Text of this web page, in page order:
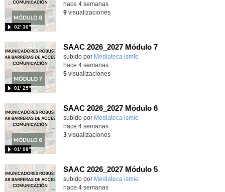
02′ 36″
hace 4 semanas
9visualizaciones
SAAC 2026_2027 Módulo 7
subido por Mediateca ismie
01′ 25″
hace 4 semanas
5visualizaciones
SAAC 2026_2027 Módulo 6
subido por Mediateca ismie
01′ 08″
hace 4 semanas
3visualizaciones
SAAC 2026_2027 Módulo 5
subido por Mediateca ismie
hace 4 semanas